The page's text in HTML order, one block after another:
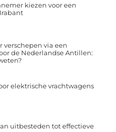
kiezen voor een
verschepen via een
de Nederlandse Antillen:
elektrische vrachtwagens
uitbesteden tot effectieve